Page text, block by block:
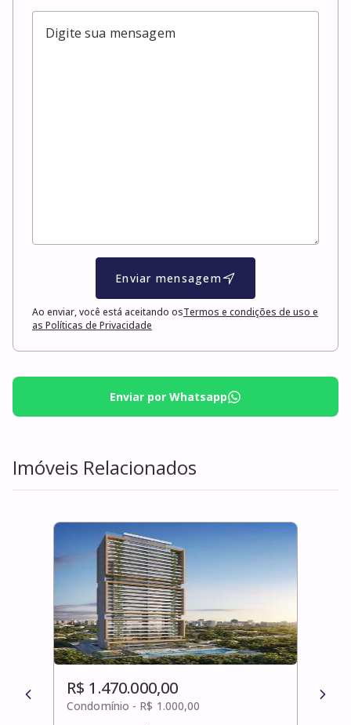
Enviar mensagem
Ao enviar, você está aceitando osTermos e condições de uso e
as Políticas de Privacidade
Enviar por Whatsapp
Imóveis Relacionados
R$ 1.470.000,00
Condomínio - R$ 1.000,00
R$